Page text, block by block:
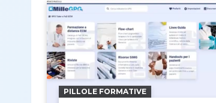
PILLOLE FORMATIVE